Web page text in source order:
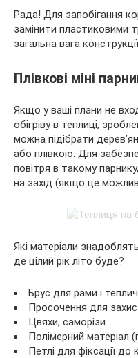
Рада! Для запобігання
замінити пластиковими
загальна вага конструкції.
Плівкові міні
Якщо у ваші плани не
обігріву в теплиці,
можна підібрати
або плівкою. Для
повітря в такому
на захід (якщо це
Які матеріали
де цілий рік літо буде?
Брус для рами і
Просочення для
Цвяхи, саморізи.
Полімерний матеріал
Петлі для фіксації до